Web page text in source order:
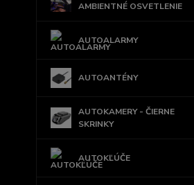
AMBIENTNÉ OSVETLENIE
AUTOALARMY
AUTOANTÉNY
AUTOKAMERY - ČIERNE
SKRINKY
AUTOKĽÚČE